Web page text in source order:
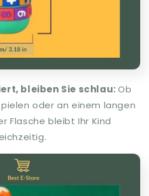
bleiben Sie schlau:Ob
oder an einem langen
Flasche bleibt Ihr Kind